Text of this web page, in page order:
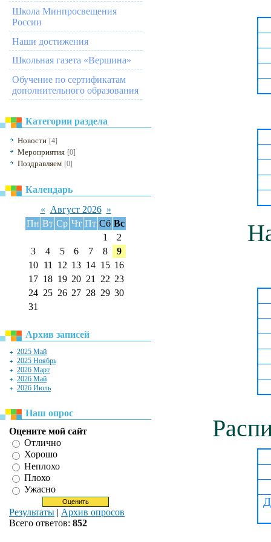
Школа Минпросвещения
России
Наши достижения
Школьная газета «Вершина»
Обучение по сертификатам
дополнительного образования
Категории раздела
Новости [4]
Мероприятия [0]
Поздравляем [0]
Календарь
« Август 2026 »
Пн Вт Ср Чт Пт Сб Вс
1
2
3
4 5 6 7 8
9
10
11 12 13 14 15 16
17 18 19 20 21 22 23
24 25 26 27 28 29 30
31
Архив записей
2025 Май
2025 Ноябрь
2026 Март
2026 Май
2026 Июль
Наш опрос
Оцените мой сайт
Отлично
Хорошо
Неплохо
Плохо
Ужасно
Результаты | Архив опросов
Всего ответов: 852